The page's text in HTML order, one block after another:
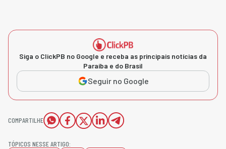
Siga o ClickPB no Google e receba as principais notícias da
Paraíba e do Brasil
Seguir no Google
COMPARTILHE
TÓPICOS NESSE ARTIGO: